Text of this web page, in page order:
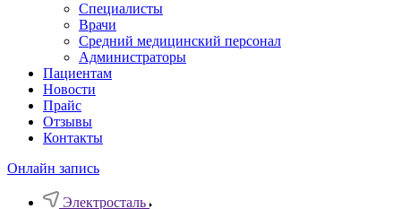
Специалисты
Врачи
Средний медицинский персонал
Администраторы
Пациентам
Новости
Прайс
Отзывы
Контакты
Онлайн запись
Электросталь